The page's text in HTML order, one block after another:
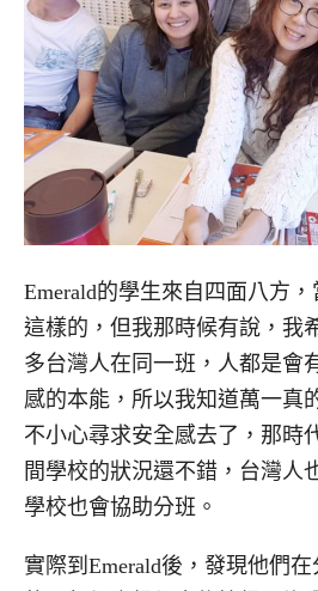
Emerald的學生來自四面八方
這樣的，但我那時候有說，我
多台灣人在同一班，人都是會
感的本能，所以我知道萬一真
不小心尋求安全感去了，那時
間學校的狀況還不錯，台灣人
學校也會協助分班。
實際到Emerald後，發現他們